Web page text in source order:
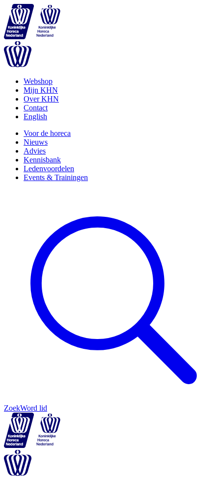
Webshop
Mijn KHN
Over KHN
Contact
English
Voor de horeca
Nieuws
Advies
Kennisbank
Ledenvoordelen
Events & Trainingen
ZoekWord lid